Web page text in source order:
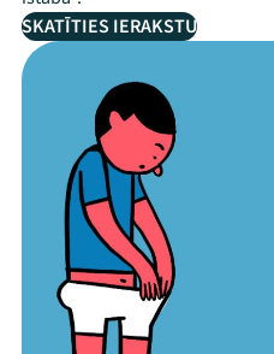
SKATĪTIES IERAKSTU